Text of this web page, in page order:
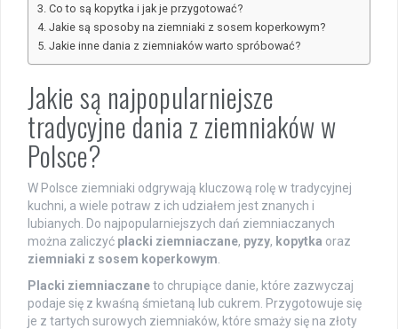
Co to są kopytka i jak je przygotować?
Jakie są sposoby na ziemniaki z sosem koperkowym?
Jakie inne dania z ziemniaków warto spróbować?
Jakie są najpopularniejsze
tradycyjne dania z ziemniaków w
Polsce?
W Polsce ziemniaki odgrywają kluczową rolę w tradycyjnej
kuchni, a wiele potraw z ich udziałem jest znanych i
lubianych. Do najpopularniejszych dań ziemniaczanych
można zaliczyć placki ziemniaczane, pyzy, kopytka oraz
ziemniaki z sosem koperkowym
Placki ziemniaczaneto chrupiące danie, które zazwyczaj
podaje się z kwaśną śmietaną lub cukrem. Przygotowuje się
je z tartych surowych ziemniaków, które smaży się na złoty